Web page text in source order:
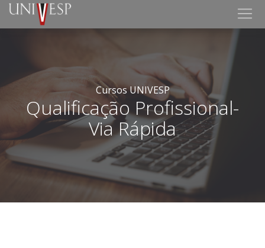
Cursos UNIVESP
Qualificação Profissional-
Via Rápida